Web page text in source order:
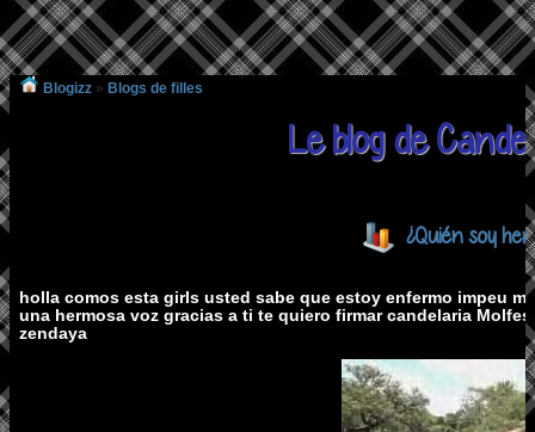
Blogizz » Blogs de filles
Le blog de
¿Quién soy
holla comos esta girls usted sabe que estoy enfermo impeu
una hermosa voz gracias a ti te quiero firmar candelaria
zendaya